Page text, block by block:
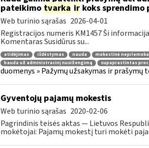
pateikimo tvarka irkoks sprendimo
Web turinio sąrašas 2026-04-01
Registracijos numeris KM1457 Ši
Komentaras Susidūrus su...
atidėjimas išdėstymas nauda mokestinė nepriemoka
bauda už administracinį nusižengimą
supaprastintas
duomenys » Pažymų užsakymas ir
Gyventojų pajamų mokestis
Web turinio sąrašas 2020-02-06
Pagrindinis teisės aktas — Lietuvos
mokėtojai: Pajamų mokestį turi mokėti